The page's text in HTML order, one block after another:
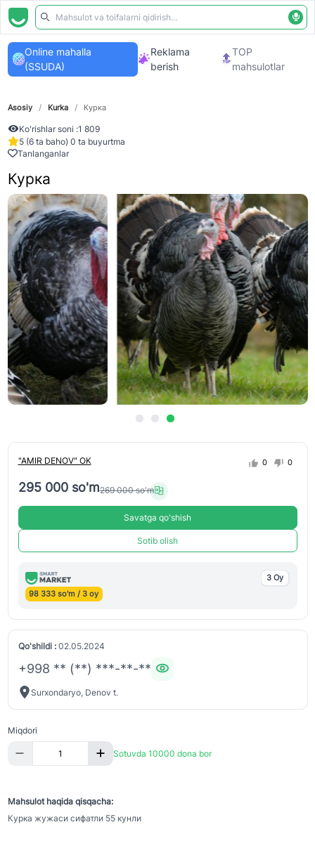
Online mahalla
(SSUDA)
Reklama
berish
TOP
mahsulotlar
Asosiy / Kurka / Курка
Ko'rishlar soni :1 809
5 (6 ta baho) 0 ta buyurtma
Tanlanganlar
Курка
"AMIR DENOV" OK 0 0
295 000 so'm269 000 so'm
Savatga qo'shish
Sotib olish
3 Oy
98 333 so'm / 3 oy
Qo'shildi :02.05.2024
+998 ** (**) ***-**-**
Surxondaryo, Denov t.
Miqdori
Sotuvda 10000 dona bor
Mahsulot haqida qisqacha:
Курка жужаси сифатли 55 кунли